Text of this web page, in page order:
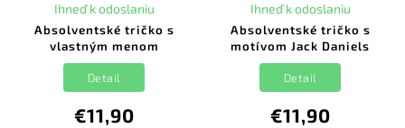
Absolventské tričko s
vlastným menom
Ihneď k odoslaniu
€11,90
Detail
Absolventské tričko s
motívom Jack Daniels
Ihneď k odoslaniu
€11,90
Detail